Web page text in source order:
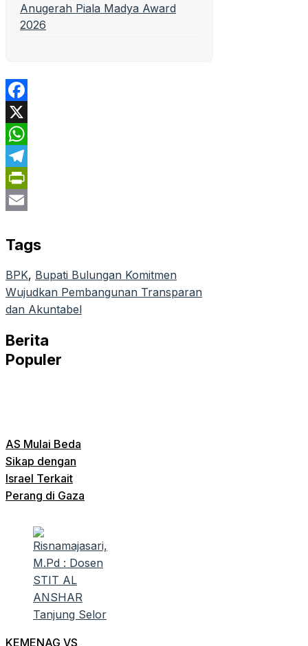
Anugerah Piala Madya Award
2026
Facebook
X
WhatsApp
Telegram
PrintFriendly
Tags
BPK, Bupati Bulungan Komitmen
Wujudkan Pembangunan Transparan
dan Akuntabel
Berita
Populer
AS Mulai Beda
Sikap dengan
Israel Terkait
Perang di Gaza
KEMENAG VS